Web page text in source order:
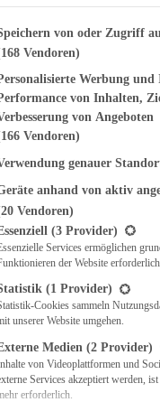
& QUICHES
finden Sie eine Liste
von oder Zugriff
Vendoren)
Werbung
von Inhalten,
von Angeboten
Vendoren)
genauer
anhand von aktiv
Vendoren)
eine Liste der Service-
(3 Provider)
Services ermöglichen
der Website
(1 Provider)
Cookies sammeln
unserer Website umgehen.
Medien (2 Provider)
von Videoplattformen und
Services akzeptiert werden,
erforderlich.